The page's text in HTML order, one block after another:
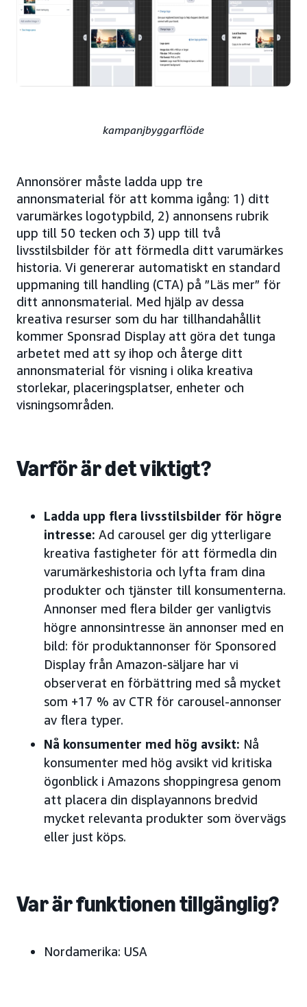
kampanjbyggarflöde
Annonsörer måste ladda upp tre
annonsmaterial för att komma igång: 1) ditt
varumärkes logotypbild, 2) annonsens rubrik
upp till 50 tecken och 3) upp till två
livsstilsbilder för att förmedla ditt varumärkes
historia. Vi genererar automatiskt en standard
uppmaning till handling (CTA) på ”Läs mer” för
ditt annonsmaterial. Med hjälp av dessa
kreativa resurser som du har tillhandahållit
kommer Sponsrad Display att göra det tunga
arbetet med att sy ihop och återge ditt
annonsmaterial för visning i olika kreativa
storlekar, placeringsplatser, enheter och
visningsområden.
Varför är det viktigt?
Ladda upp flera livsstilsbilder för högre
intresse: Ad carousel ger dig ytterligare
kreativa fastigheter för att förmedla din
varumärkeshistoria och lyfta fram dina
produkter och tjänster till konsumenterna.
Annonser med flera bilder ger vanligtvis
högre annonsintresse än annonser med en
bild: för produktannonser för Sponsored
Display från Amazon-säljare har vi
observerat en förbättring med så mycket
som +17 % av CTR för carousel-annonser
av flera typer.
Nå konsumenter med hög avsikt: Nå
konsumenter med hög avsikt vid kritiska
ögonblick i Amazons shoppingresa genom
att placera din displayannons bredvid
mycket relevanta produkter som övervägs
eller just köps.
Var är funktionen tillgänglig?
Nordamerika: USA